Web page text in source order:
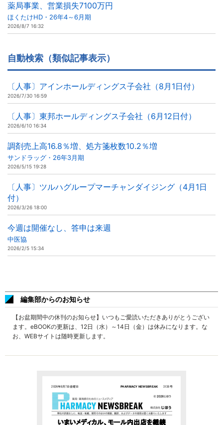
薬局事業、営業損失7100万円
ほくたけHD・26年4～6月期
2026/8/7 16:32
自動検索（類似記事表示）
〔人事〕アインホールディングス子会社（8月1日付）
2026/7/30 16:59
〔人事〕東邦ホールディングス子会社（6月12日付）
2026/6/10 16:34
調剤売上高16.8％増、処方箋枚数10.2％増
サンドラッグ・26年3月期
2026/5/15 19:28
〔人事〕ツルハグループマーチャンダイジング（4月1日
付）
2026/3/26 18:00
今週は開催なし、答申は来週
中医協
2026/2/5 15:34
編集部からのお知らせ
【お盆期間中の休刊のお知らせ】いつもご愛読いただきありがとうござい
ます。eBOOKの更新は、12日（水）～14日（金）は休みになります。な
お、WEBサイトは随時更新します。